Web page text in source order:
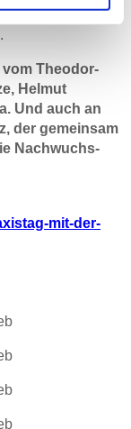
Baubranche
Theodor-
Helmut
Und auch an
der gemeinsam
Nachwuchs-
mit-der-